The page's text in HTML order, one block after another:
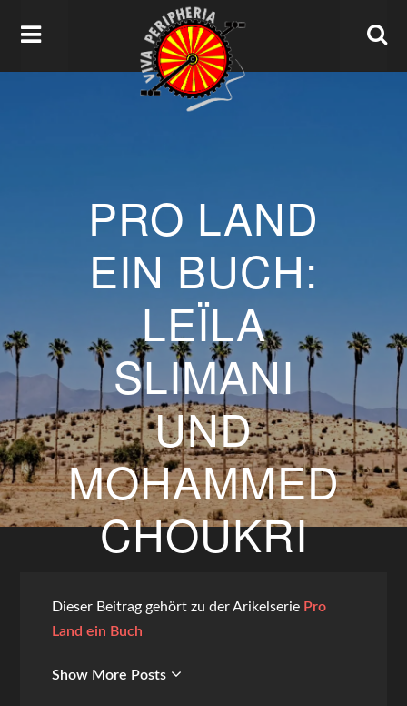
PRO LAND
EIN BUCH:
LEÏLA
SLIMANI
UND
MOHAMMED
CHOUKRI
BYGUNTHER WEGS
Dieser Beitrag gehört zu der Arikelserie Pro
Land ein Buch
Show More Posts